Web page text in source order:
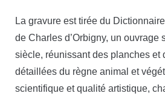
La gravure est tirée du
de Charles d’Orbigny, un ouvrage
siècle, réunissant des planches et
détaillées du règne animal et
scientifique et qualité artistique,